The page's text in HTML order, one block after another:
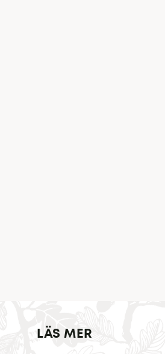
LÄS MER